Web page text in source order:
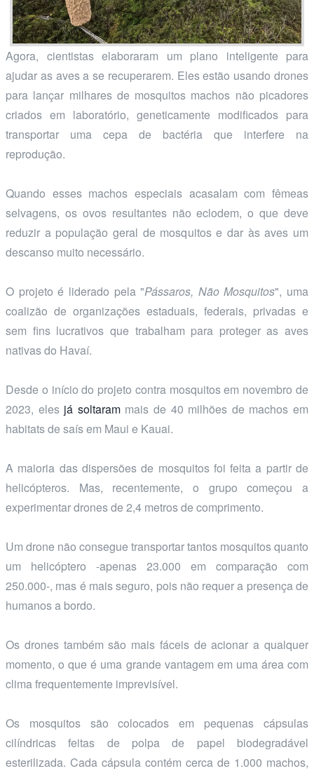
Agora, cientistas elaboraram um plano inteligente para
ajudar as aves a se recuperarem. Eles estão usando drones
para lançar milhares de mosquitos machos não picadores
criados em laboratório, geneticamente modificados para
transportar uma cepa de bactéria que interfere na
reprodução.
Quando esses machos especiais acasalam com fêmeas
selvagens, os ovos resultantes não eclodem, o que deve
reduzir a população geral de mosquitos e dar às aves um
descanso muito necessário.
O projeto é liderado pela "Pássaros, Não Mosquitos", uma
coalizão de organizações estaduais, federais, privadas e
sem fins lucrativos que trabalham para proteger as aves
nativas do Havaí.
Desde o início do projeto contra mosquitos em novembro de
2023, eles já soltarammais de 40 milhões de machos em
habitats de saís em Maui e Kauai.
A maioria das dispersões de mosquitos foi feita a partir de
helicópteros. Mas, recentemente, o grupo começou a
experimentar drones de 2,4 metros de comprimento.
Um drone não consegue transportar tantos mosquitos quanto
um helicóptero -apenas 23.000 em comparação com
250.000-, mas é mais seguro, pois não requer a presença de
humanos a bordo.
Os drones também são mais fáceis de acionar a qualquer
momento, o que é uma grande vantagem em uma área com
clima frequentemente imprevisível.
Os mosquitos são colocados em pequenas cápsulas
cilíndricas feitas de polpa de papel biodegradável
esterilizada. Cada cápsula contém cerca de 1.000 machos,